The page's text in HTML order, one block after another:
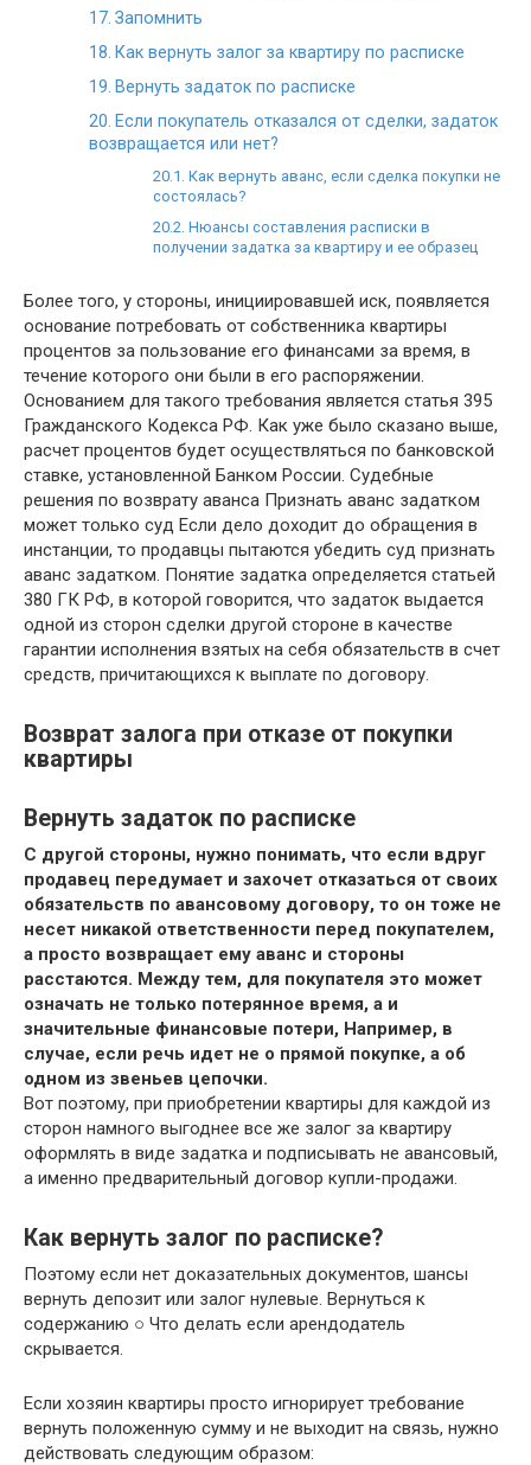
Запомнить
Как вернуть залог за квартиру по расписке
Вернуть задаток по расписке
Если покупатель отказался от сделки, задаток
возвращается или нет?
Как вернуть аванс, если сделка покупки не
состоялась?
Нюансы составления расписки в
получении задатка за квартиру и ее образец
Более того, у стороны, инициировавшей иск, появляется
основание потребовать от собственника квартиры
процентов за пользование его финансами за время, в
течение которого они были в его распоряжении.
Основанием для такого требования является статья 395
Гражданского Кодекса РФ. Как уже было сказано выше,
расчет процентов будет осуществляться по банковской
ставке, установленной Банком России. Судебные
решения по возврату аванса Признать аванс задатком
может только суд Если дело доходит до обращения в
инстанции, то продавцы пытаются убедить суд признать
аванс задатком. Понятие задатка определяется статьей
380 ГК РФ, в которой говорится, что задаток выдается
одной из сторон сделки другой стороне в качестве
гарантии исполнения взятых на себя обязательств в счет
средств, причитающихся к выплате по договору.
Возврат залога при отказе от покупки
квартиры
Вернуть задаток по расписке
С другой стороны, нужно понимать, что если вдруг
продавец передумает и захочет отказаться от своих
обязательств по авансовому договору, то он тоже не
несет никакой ответственности перед покупателем,
а просто возвращает ему аванс и стороны
расстаются. Между тем, для покупателя это может
означать не только потерянное время, а и
значительные финансовые потери, Например, в
случае, если речь идет не о прямой покупке, а об
одном из звеньев цепочки.
Вот поэтому, при приобретении квартиры для каждой из
сторон намного выгоднее все же залог за квартиру
оформлять в виде задатка и подписывать не авансовый,
а именно предварительный договор купли-продажи.
Как вернуть залог по расписке?
Поэтому если нет доказательных документов, шансы
вернуть депозит или залог нулевые. Вернуться к
содержанию ○ Что делать если арендодатель
скрывается.
Если хозяин квартиры просто игнорирует требование
вернуть положенную сумму и не выходит на связь, нужно
действовать следующим образом: